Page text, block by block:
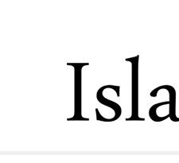
POLITIK
PANORAMA